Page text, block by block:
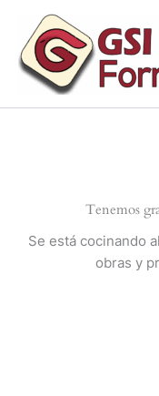
contenido
Tenemos
Se está cocinando
obras y